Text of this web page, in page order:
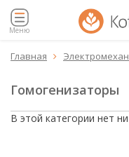
Меню
Главная 
Гомогенизаторы
В этой категории нет